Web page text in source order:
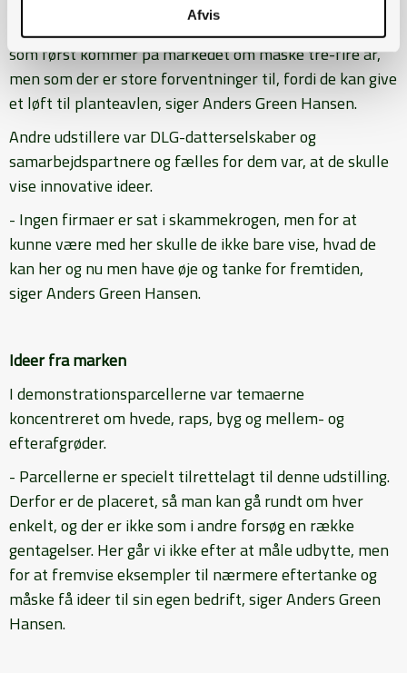
Afvis
- De er her ikke for at profilere deres allerede kendte
midler, men for at fortælle om deres nye svampemidler,
som først kommer på markedet om måske tre-fire år,
men som der er store forventninger til, fordi de kan give
et løft til planteavlen, siger Anders Green Hansen.
Andre udstillere var DLG-datterselskaber og
samarbejdspartnere og fælles for dem var, at de skulle
vise innovative ideer.
- Ingen firmaer er sat i skammekrogen, men for at
kunne være med her skulle de ikke bare vise, hvad de
kan her og nu men have øje og tanke for fremtiden,
siger Anders Green Hansen.
Ideer fra marken
I demonstrationsparcellerne var temaerne
koncentreret om hvede, raps, byg og mellem- og
efterafgrøder.
- Parcellerne er specielt tilrettelagt til denne udstilling.
Derfor er de placeret, så man kan gå rundt om hver
enkelt, og der er ikke som i andre forsøg en række
gentagelser. Her går vi ikke efter at måle udbytte, men
for at fremvise eksempler til nærmere eftertanke og
måske få ideer til sin egen bedrift, siger Anders Green
Hansen.